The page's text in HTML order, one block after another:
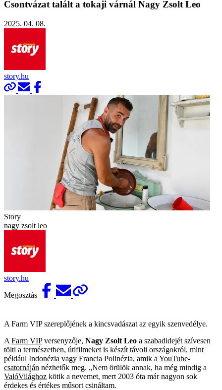
Csontvázat talált a tokaji várnál Nagy Zsolt Leo
2025. 04. 08.
story.hu
Story
nagy zsolt leo
story.hu
Megosztás
A Farm VIP szereplőjének a kincsvadászat az egyik szenvedélye.
A Farm VIPversenyzője, Nagy Zsolt Leo a szabadidejét szívesen
tölti a természetben, útifilmeket is készít távoli országokról, mint
például Indonézia vagy Francia Polinézia, amik a YouTube-
csatornáján nézhetők meg. „Nem örülök annak, ha még mindig a
ValóVilághoz kötik a nevemet, mert 2003 óta már nagyon sok
érdekes és értékes műsort csináltam.